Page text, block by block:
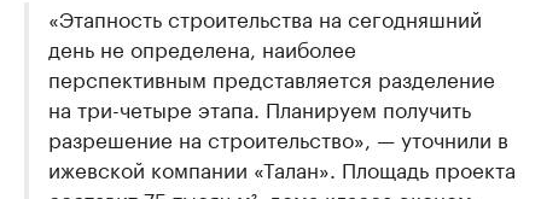
«Этапность строительства на сегодняшний
день не определена, наиболее
перспективным представляется разделение
на три-четыре этапа. Планируем получить
разрешение на строительство», — уточнили в
ижевской компании «Талан». Площадь проекта